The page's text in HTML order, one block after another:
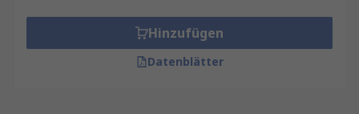
Hinzufügen
Datenblätter